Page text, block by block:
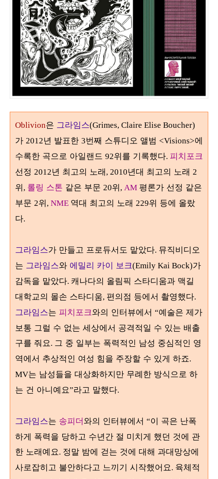
Oblivion은 그라임스(Grimes, Claire Elise Boucher)
가 2012년 발표한 3번째 스튜디오 앨범 <Visions>에
수록한 곡으로 아일랜드 92위를 기록했다. 피치포크
선정 2012년 최고의 노래, 2010년대 최고의 노래 2
위, 롤링 스톤 같은 부문 20위, AM 평론가 선정 같은
부문 2위, NME 역대 최고의 노래 229위 등에 올랐
다.
그라임스가 만들고 프로듀서도 맡았다. 뮤직비디오
는 그라임스와 에밀리 카이 보크(Emily Kai Bock)가
감독을 맡았다. 캐나다의 올림픽 스타디움과 맥길
대학교의 몰손 스타디움, 편의점 등에서 촬영했다.
그라임스는 피치포크와의 인터뷰에서 “예술은 제가
보통 그럴 수 없는 세상에서 공격적일 수 있는 배출
구를 줘요. 그 중 일부는 폭력적인 남성 중심적인 영
역에서 추상적인 여성 힘을 주장할 수 있게 하죠.
MV는 남성들을 대상화하지만 무례한 방식으로 하
는 건 아니예요”라고 말했다.
그라임스는 송피더와의 인터뷰에서 “이 곡은 난폭
하게 폭력을 당하고 수년간 절 미치게 했던 것에 관
한 노래예요. 정말 밤에 걷는 것에 대해 과대망상에
사로잡히고 불안하다고 느끼기 시작했어요. 육체적